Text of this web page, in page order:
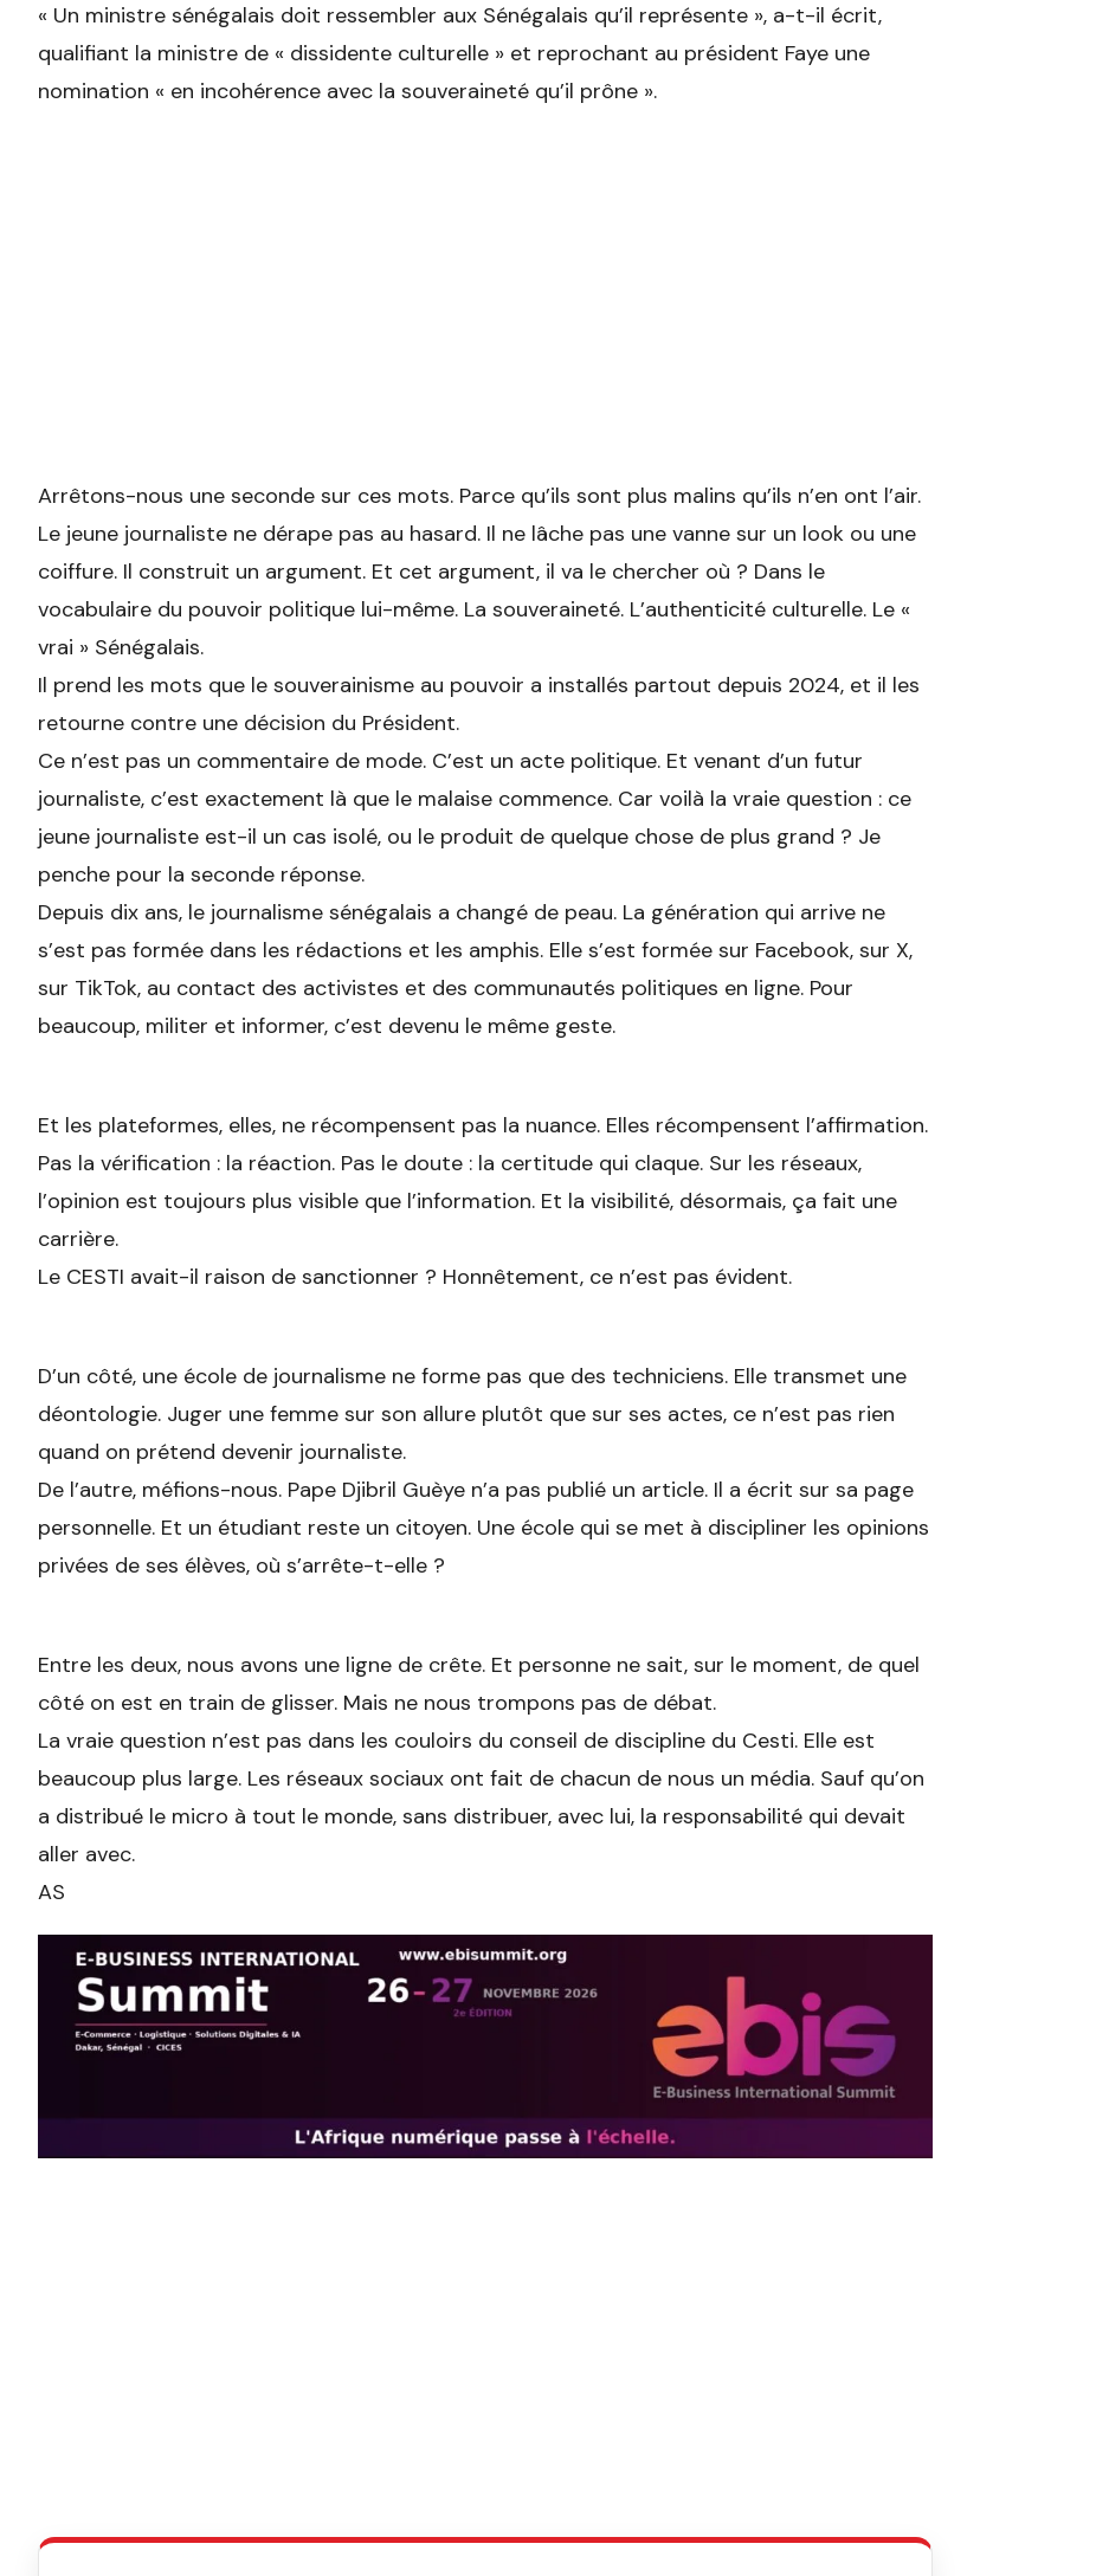
« Un ministre sénégalais doit ressembler aux Sénégalais qu’il représente », a-t-il écrit,
qualifiant la ministre de « dissidente culturelle » et reprochant au président Faye une
nomination « en incohérence avec la souveraineté qu’il prône ».
Arrêtons-nous une seconde sur ces mots. Parce qu’ils sont plus malins qu’ils n’en ont l’air.
Le jeune journaliste ne dérape pas au hasard. Il ne lâche pas une vanne sur un look ou une
coiffure. Il construit un argument. Et cet argument, il va le chercher où ? Dans le
vocabulaire du pouvoir politique lui-même. La souveraineté. L’authenticité culturelle. Le «
vrai » Sénégalais.
Il prend les mots que le souverainisme au pouvoir a installés partout depuis 2024, et il les
retourne contre une décision du Président.
Ce n’est pas un commentaire de mode. C’est un acte politique. Et venant d’un futur
journaliste, c’est exactement là que le malaise commence. Car voilà la vraie question : ce
jeune journaliste est-il un cas isolé, ou le produit de quelque chose de plus grand ? Je
penche pour la seconde réponse.
Depuis dix ans, le journalisme sénégalais a changé de peau. La génération qui arrive ne
s’est pas formée dans les rédactions et les amphis. Elle s’est formée sur Facebook, sur X,
sur TikTok, au contact des activistes et des communautés politiques en ligne. Pour
beaucoup, militer et informer, c’est devenu le même geste.
Et les plateformes, elles, ne récompensent pas la nuance. Elles récompensent l’affirmation.
Pas la vérification : la réaction. Pas le doute : la certitude qui claque. Sur les réseaux,
l’opinion est toujours plus visible que l’information. Et la visibilité, désormais, ça fait une
carrière.
Le CESTI avait-il raison de sanctionner ? Honnêtement, ce n’est pas évident.
D’un côté, une école de journalisme ne forme pas que des techniciens. Elle transmet une
déontologie. Juger une femme sur son allure plutôt que sur ses actes, ce n’est pas rien
quand on prétend devenir journaliste.
De l’autre, méfions-nous. Pape Djibril Guèye n’a pas publié un article. Il a écrit sur sa page
personnelle. Et un étudiant reste un citoyen. Une école qui se met à discipliner les opinions
privées de ses élèves, où s’arrête-t-elle ?
Entre les deux, nous avons une ligne de crête. Et personne ne sait, sur le moment, de quel
côté on est en train de glisser. Mais ne nous trompons pas de débat.
La vraie question n’est pas dans les couloirs du conseil de discipline du Cesti. Elle est
beaucoup plus large. Les réseaux sociaux ont fait de chacun de nous un média. Sauf qu’on
a distribué le micro à tout le monde, sans distribuer, avec lui, la responsabilité qui devait
aller avec.
AS